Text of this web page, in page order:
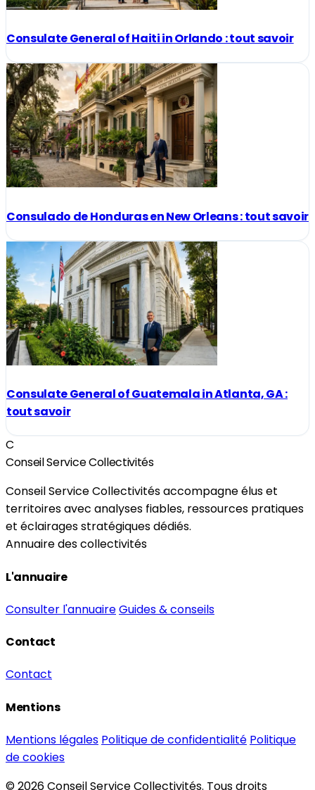
Consulate General of Haiti in Orlando : tout savoir
Consulado de Honduras en New Orleans : tout savoir
Consulate General of Guatemala in Atlanta, GA :
tout savoir
C
Conseil Service Collectivités
Conseil Service Collectivités accompagne élus et
territoires avec analyses fiables, ressources pratiques
et éclairages stratégiques dédiés.
Annuaire des collectivités
L'annuaire
Consulter l'annuaireGuides & conseils
Contact
Contact
Mentions
Mentions légales Politique de confidentialité Politique
de cookies
© 2026 Conseil Service Collectivités. Tous droits